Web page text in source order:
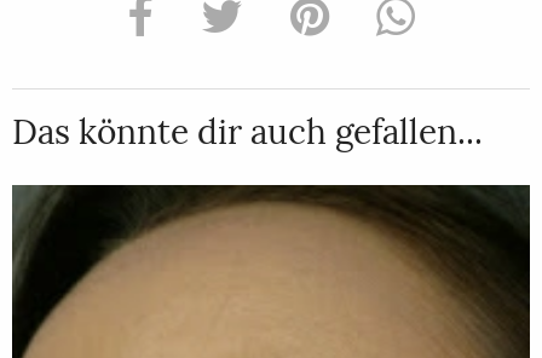
Das könnte dir auch gefallen...